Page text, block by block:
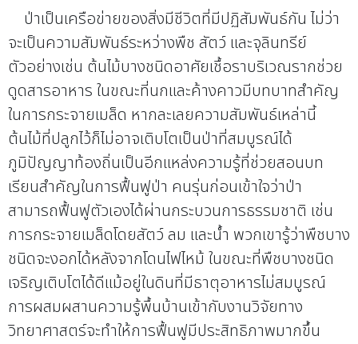
ป่าเป็นเครือข่ายของสิ่งมีชีวิตที่มีปฏิสัมพันธ์กัน ไม่ว่า
จะเป็นความสัมพันธ์ระหว่างพืช สัตว์ และจุลินทรีย์
ตัวอย่างเช่น ต้นไม้บางชนิดอาศัยเชื้อราบริเวณรากช่วย
ดูดสารอาหาร ในขณะที่นกและค้างคาวมีบทบาทสำคัญ
ในการกระจายเมล็ด หากละเลยความสัมพันธ์เหล่านี้
ต้นไม้ที่ปลูกไว้ก็ไม่อาจเติบโตเป็นป่าที่สมบูรณ์ได้
ภูมิปัญญาท้องถิ่นเป็นอีกแหล่งความรู้ที่ช่วยสอนบท
เรียนสำคัญในการฟื้นฟูป่า คนรุ่นก่อนเข้าใจว่าป่า
สามารถฟื้นฟูตัวเองได้ผ่านกระบวนการธรรมชาติ เช่น
การกระจายเมล็ดโดยสัตว์ ลม และน้ำ พวกเขารู้ว่าพืชบาง
ชนิดจะงอกได้หลังจากโดนไฟไหม้ ในขณะที่พืชบางชนิด
เจริญเติบโตได้ดีแม้อยู่ในดินที่มีธาตุอาหารไม่สมบูรณ์
การผสมผสานความรู้พื้นบ้านเข้ากับงานวิจัยทาง
วิทยาศาสตร์จะทำให้การฟื้นฟูมีประสิทธิภาพมากขึ้น